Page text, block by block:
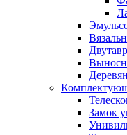
Замок